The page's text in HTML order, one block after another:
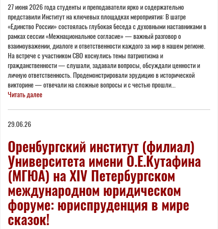
27 июня 2026 года студенты и преподаватели ярко и содержательно
представили Институт на ключевых площадках мероприятия: В шатре
«Единство России» состоялась глубокая беседа с духовными наставниками в
рамках сессии «Межнациональное согласие» — важный разговор о
взаимоуважении, диалоге и ответственности каждого за мир в нашем регионе.
На встрече с участником СВО коснулись темы патриотизма и
гражданственности — слушали, задавали вопросы, обсуждали ценности и
личную ответственность. Продемонстрировали эрудицию в исторической
викторине — отвечали на сложные вопросы и с честью прошли...
Читать далее
29.06.26
Оренбургский институт (филиал)
Университета имени О.Е.Кутафина
(МГЮА) на XIV Петербургском
международном юридическом
форуме: юриспруденция в мире
сказок!